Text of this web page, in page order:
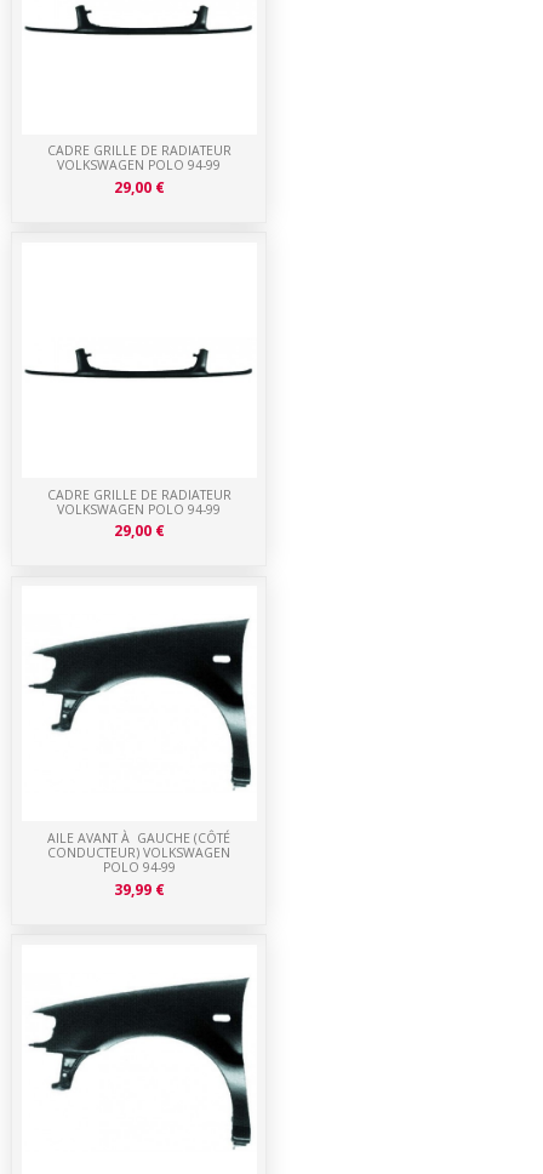
AILE AVANT À GAUCHE (CÔTÉ
CONDUCTEUR) VOLKSWAGEN
POLO 94-99
39,99 €
CADRE GRILLE DE RADIATEUR
VOLKSWAGEN POLO 94-99
29,00 €
CADRE GRILLE DE RADIATEUR
VOLKSWAGEN POLO 94-99
29,00 €